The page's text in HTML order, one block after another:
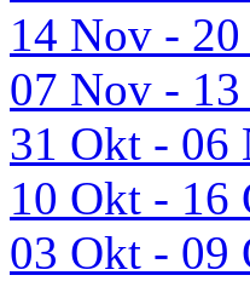
14 Nov -
07 Nov -
31 Okt - 06
10 Okt - 16
03 Okt - 09